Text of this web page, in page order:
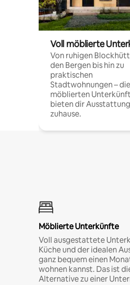
Voll möblierte
Von ruhigen
den Bergen bis hin zu
praktischen
Stadtwohnungen –
möblierten
bieten dir
zuhause.
Möblierte Unterkünfte
Voll ausgestattete
Küche und der idealen
ganz bequem einen
wohnen kannst. Das ist
Alternative zu einer